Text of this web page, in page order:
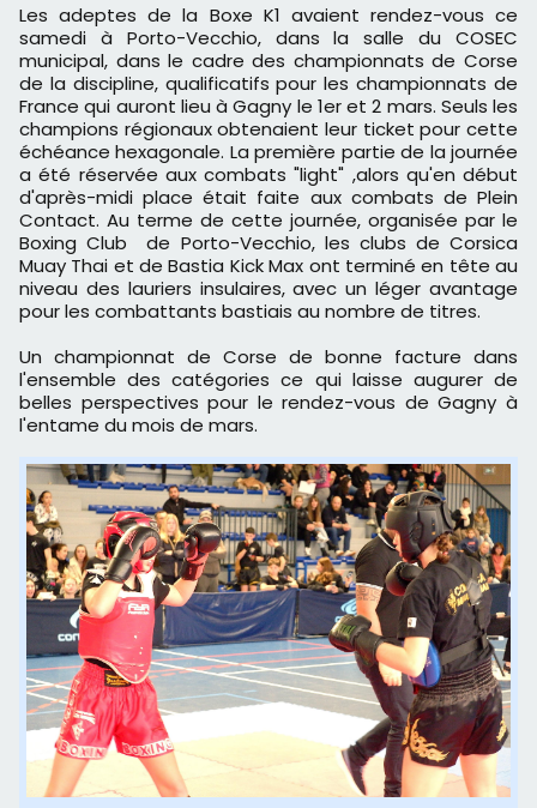
Les adeptes de la Boxe K1 avaient rendez-vous ce
samedi à Porto-Vecchio, dans la salle du COSEC
municipal, dans le cadre des championnats de Corse
de la discipline, qualificatifs pour les championnats de
France qui auront lieu à Gagny le 1er et 2 mars. Seuls les
champions régionaux obtenaient leur ticket pour cette
échéance hexagonale. La première partie de la journée
a été réservée aux combats "light" ,alors qu'en début
d'après-midi place était faite aux combats de Plein
Contact. Au terme de cette journée, organisée par le
Boxing Club de Porto-Vecchio, les clubs de Corsica
Muay Thai et de Bastia Kick Max ont terminé en tête au
niveau des lauriers insulaires, avec un léger avantage
pour les combattants bastiais au nombre de titres.
Un championnat de Corse de bonne facture dans
l'ensemble des catégories ce qui laisse augurer de
belles perspectives pour le rendez-vous de Gagny à
l'entame du mois de mars.